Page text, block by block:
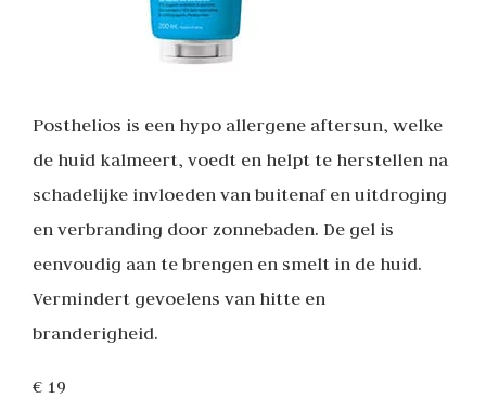
Posthelios is een hypo allergene aftersun, welke
de huid kalmeert, voedt en helpt te herstellen na
schadelijke invloeden van buitenaf en uitdroging
en verbranding door zonnebaden. De gel is
eenvoudig aan te brengen en smelt in de huid.
Vermindert gevoelens van hitte en
branderigheid.
€ 19